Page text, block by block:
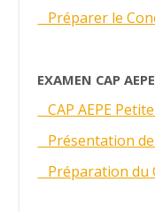
Préparer le
EXAMEN CAP AEPE
CAP AEPE
Présentation de
Préparation du